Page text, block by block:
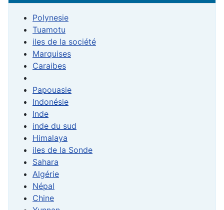
Polynesie
Tuamotu
iles de la société
Marquises
Caraibes
Papouasie
Indonésie
Inde
inde du sud
Himalaya
iles de la Sonde
Sahara
Algérie
Népal
Chine